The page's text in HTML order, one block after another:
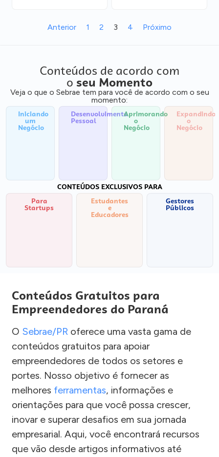
Anterior 1 2 3 4 Próximo
Conteúdos de acordo com
o seu Momento
Veja o que o Sebrae tem para você de acordo com o seu
momento:
Iniciando
um
Negócio
Desenvolvimento
Pessoal
Aprimorando
o
Negócio
Expandindo
o
Negócio
CONTEÚDOS EXCLUSIVOS PARA
Para
Startups
Estudantes
e
Educadores
Gestores
Públicos
Conteúdos Gratuitos para
Empreendedores do Paraná
O Sebrae/PR oferece uma vasta gama de
conteúdos gratuitos para apoiar
empreendedores de todos os setores e
portes. Nosso objetivo é fornecer as
melhores ferramentas, informações e
orientações para que você possa crescer,
inovar e superar desafios em sua jornada
empresarial. Aqui, você encontrará recursos
que vão desde artigos informativos até